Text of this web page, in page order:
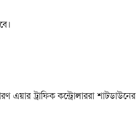
এয়ার ট্রাফিক কন্ট্রোলাররা শাটডাউনের